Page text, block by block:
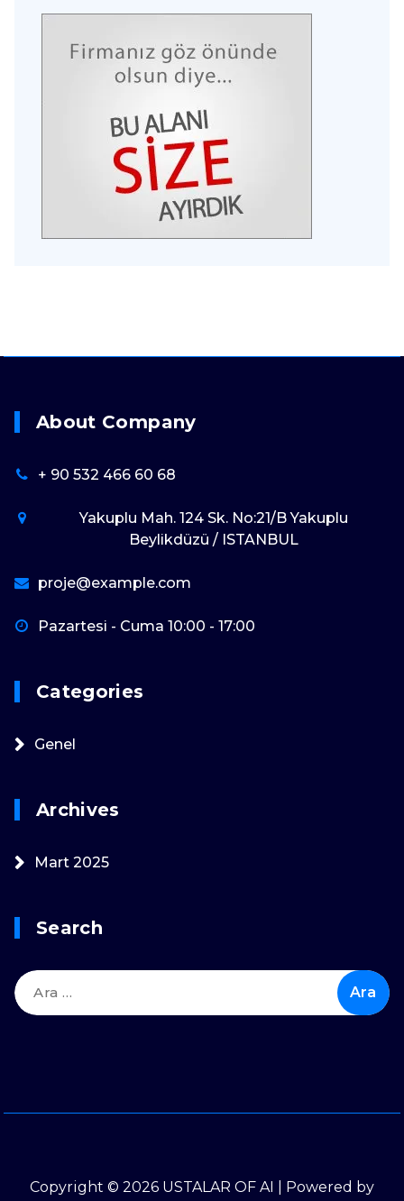
About Company
+ 90 532 466 60 68
Yakuplu Mah. 124 Sk. No:21/B Yakuplu
Beylikdüzü / ISTANBUL
proje@example.com
Pazartesi - Cuma 10:00 - 17:00
Categories
Genel
Archives
Mart 2025
Search
Arama:
Copyright © 2026 USTALAR OF AI | Powered by